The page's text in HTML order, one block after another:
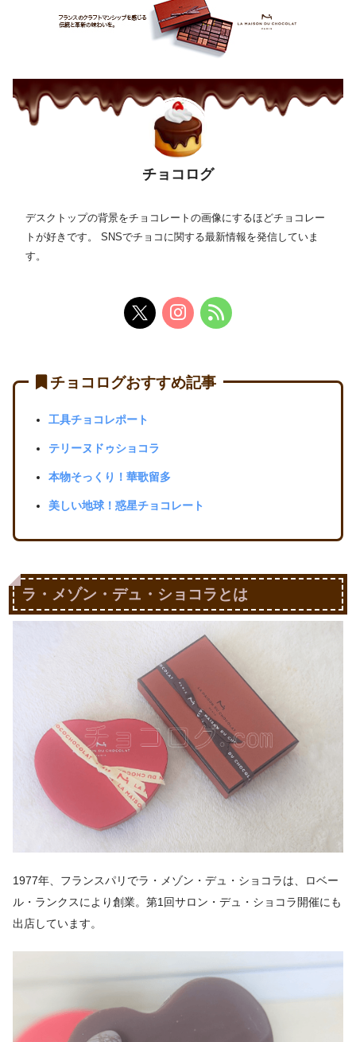
チョコログ
デスクトップの背景をチョコレートの画像にするほどチョコレー
トが好きです。 SNSでチョコに関する最新情報を発信していま
す。
チョコログおすすめ記事
工具チョコレポート
テリーヌドゥショコラ
本物そっくり！華歌留多
美しい地球！惑星チョコレート
ラ・メゾン・デュ・ショコラとは
1977年、フランスパリでラ・メゾン・デュ・ショコラは、ロベー
ル・ランクスにより創業。第1回サロン・デュ・ショコラ開催にも
出店しています。